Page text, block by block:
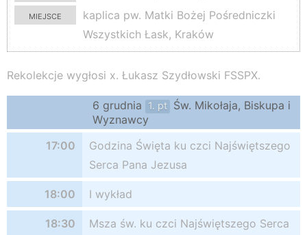
miejsce
kaplica pw. Matki Bożej Pośredniczki
Wszystkich Łask, Kraków
Rekolekcje wygłosi x. Łukasz Szydłowski FSSPX.
6 grudnia 1. pt Św. Mikołaja, Biskupa i
Wyznawcy
17:00
Godzina Święta ku czci Najświętszego
Serca Pana Jezusa
18:00 I wykład
18:30
Msza św. ku czci Najświętszego Serca